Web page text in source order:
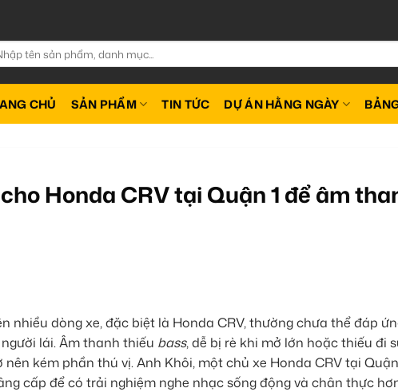
CHỦ SẢN PHẨM TIN TỨC DỰ ÁN HẰNG NGÀY
Honda CRV tại Quận 1 để âm
nhiều dòng xe, đặc biệt là Honda CRV, thường chưa thể đáp
lái. Âm thanh thiếu bass, dễ bị rè khi mở lớn hoặc thiếu đi
kém phần thú vị. Anh Khôi, một chủ xe Honda CRV tại
cấp để có trải nghiệm nghe nhạc sống động và chân thực